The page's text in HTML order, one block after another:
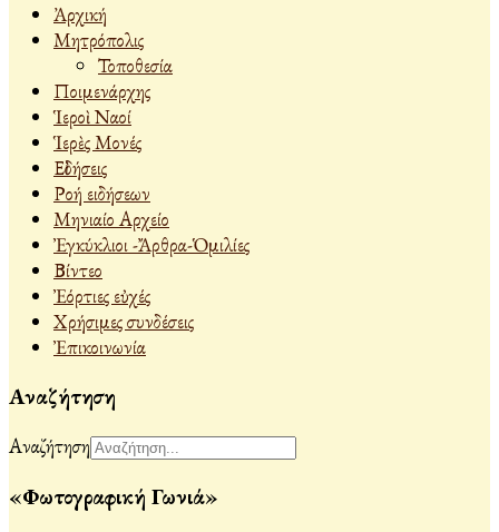
Ἀρχική
Μητρόπολις
Τοποθεσία
Ποιμενάρχης
Ἱεροὶ Ναοί
Ἱερὲς Μονές
Εἰδήσεις
Ροή ειδήσεων
Μηνιαίο Αρχείο
Ἐγκύκλιοι -Ἄρθρα-Ὁμιλίες
Βίντεο
Ἐόρτιες εὐχές
Χρήσιμες συνδέσεις
Ἐπικοινωνία
Αναζήτηση
Αναζήτηση
«Φωτογραφική Γωνιά»